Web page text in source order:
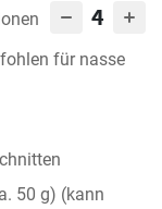
4
für nasse
50 g) (kann